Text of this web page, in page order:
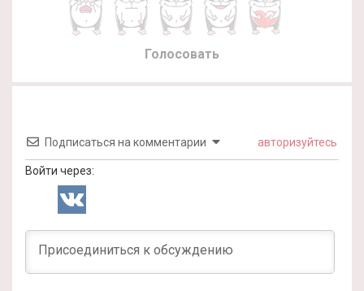
Голосовать
Подписаться на комментарии авторизуйтесь
Войти через: